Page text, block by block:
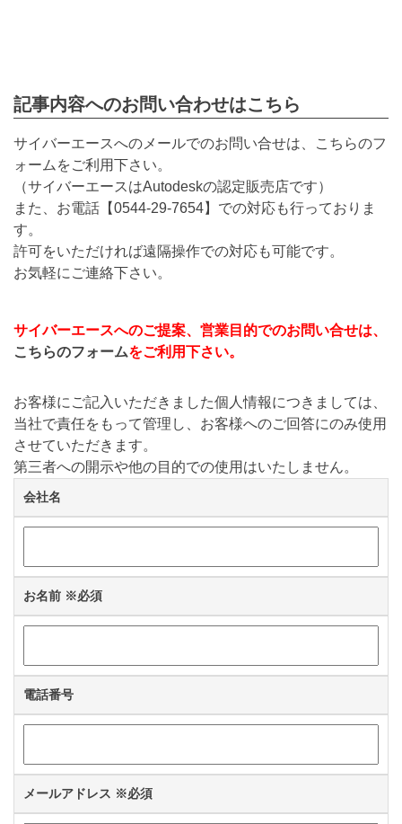
記事内容へのお問い合わせはこちら
サイバーエースへのメールでのお問い合せは、こちらのフ
ォームをご利用下さい。
（サイバーエースはAutodeskの認定販売店です）
また、お電話【0544-29-7654】での対応も行っておりま
す。
許可をいただければ遠隔操作での対応も可能です。
お気軽にご連絡下さい。
サイバーエースへのご提案、営業目的でのお問い合せは、
こちらのフォームをご利用下さい。
お客様にご記入いただきました個人情報につきましては、
当社で責任をもって管理し、お客様へのご回答にのみ使用
させていただきます。
第三者への開示や他の目的での使用はいたしません。
会社名
お名前 ※必須
電話番号
メールアドレス ※必須